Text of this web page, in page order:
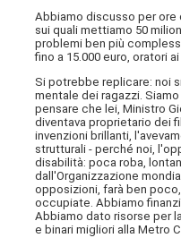
Abbiamo discusso per
sui quali mettiamo 50
problemi ben più
fino a 15.000 euro, oratori
Si potrebbe replicare: noi
mentale dei ragazzi.
pensare che lei, Ministro
diventava proprietario dei
invenzioni brillanti,
strutturali - perché noi,
disabilità: poca roba,
dall'Organizzazione
opposizioni, farà ben
occupiate. Abbiamo
Abbiamo dato risorse per
e binari migliori alla Metro